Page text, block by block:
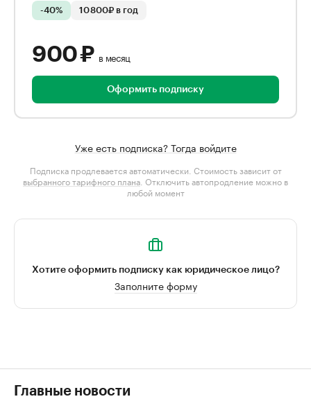
-40% 10 800₽ в год
900 ₽ в месяц
Оформить подписку
Уже есть подписка? Тогда войдите
Подписка продлевается автоматически. Стоимость зависит от
выбранного тарифного плана . Отключить автопродление можно в
любой момент
Хотите оформить подписку как юридическое лицо?
Заполните форму
Главные новости